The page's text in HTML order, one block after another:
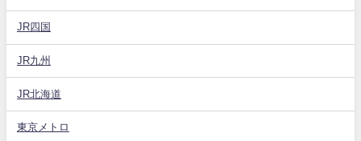
JR四国
JR九州
JR北海道
東京メトロ